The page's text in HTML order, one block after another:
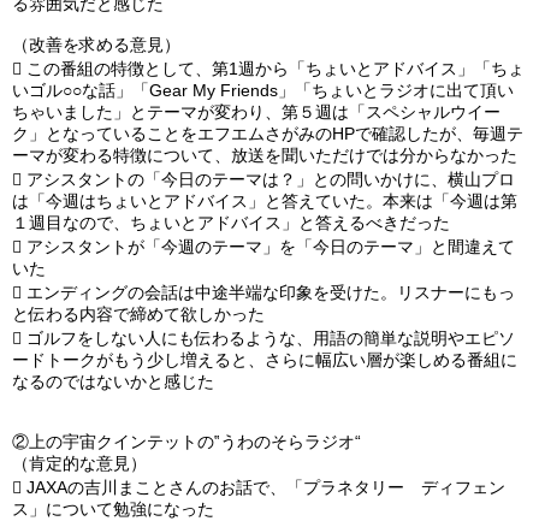
（改善を求める意見）
 この番組の特徴として、第1週から「ちょいとアドバイス」「ちょ
いゴル○○な話」「Gear My Friends」「ちょいとラジオに出て頂い
ちゃいました」とテーマが変わり、第５週は「スペシャルウイー
ク」となっていることをエフエムさがみのHPで確認したが、毎週テ
ーマが変わる特徴について、放送を聞いただけでは分からなかった
 アシスタントの「今日のテーマは？」との問いかけに、横山プロ
は「今週はちょいとアドバイス」と答えていた。本来は「今週は第
１週目なので、ちょいとアドバイス」と答えるべきだった
 アシスタントが「今週のテーマ」を「今日のテーマ」と間違えて
いた
 エンディングの会話は中途半端な印象を受けた。リスナーにもっ
と伝わる内容で締めて欲しかった
 ゴルフをしない人にも伝わるような、用語の簡単な説明やエピソ
ードトークがもう少し増えると、さらに幅広い層が楽しめる番組に
なるのではないかと感じた
②上の宇宙クインテットの‟うわのそらラジオ“
（肯定的な意見）
 JAXAの吉川まことさんのお話で、「プラネタリー ディフェン
ス」について勉強になった